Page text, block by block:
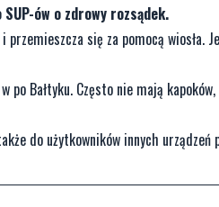
ów o zdrowy rozsądek.
się za pomocą wiosła.
Bałtyku. Często nie mają
do użytkowników innych urządzeń